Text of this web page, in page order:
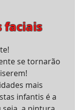
faciais
se tornarão
mais
infantis é a